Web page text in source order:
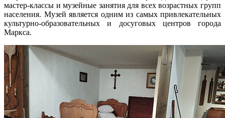
мастер-классы и музейные занятия для всех возрастных групп
населения. Музей является одним из самых привлекательных
культурно-образовательных и досуговых центров города
Маркса.